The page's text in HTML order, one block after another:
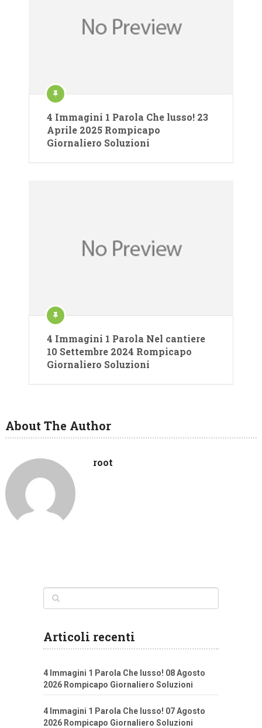
4 Immagini 1 Parola Che lusso! 23
Aprile 2025 Rompicapo
Giornaliero Soluzioni
4 Immagini 1 Parola Nel cantiere
10 Settembre 2024 Rompicapo
Giornaliero Soluzioni
About The Author
root
Articoli recenti
4 Immagini 1 Parola Che lusso! 08 Agosto
2026 Rompicapo Giornaliero Soluzioni
4 Immagini 1 Parola Che lusso! 07 Agosto
2026 Rompicapo Giornaliero Soluzioni